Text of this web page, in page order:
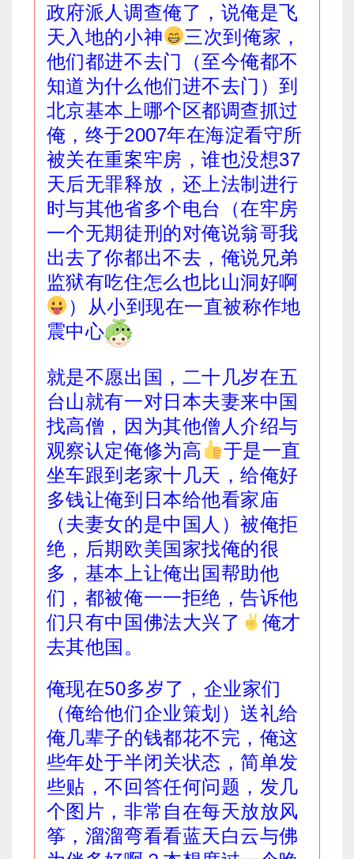
政府派人调查俺了，说俺是飞
天入地的小神
三次到俺家，
他们都进不去门（至今俺都不
知道为什么他们进不去门）到
北京基本上哪个区都调查抓过
俺，终于2007年在海淀看守所
被关在重案牢房，谁也没想37
天后无罪释放，还上法制进行
时与其他省多个电台（在牢房
一个无期徒刑的对俺说翁哥我
出去了你都出不去，俺说兄弟
监狱有吃住怎么也比山洞好啊
）从小到现在一直被称作地
震中心
就是不愿出国，二十几岁在五
台山就有一对日本夫妻来中国
找高僧，因为其他僧人介绍与
观察认定俺修为高
于是一直
坐车跟到老家十几天，给俺好
多钱让俺到日本给他看家庙
（夫妻女的是中国人）被俺拒
绝，后期欧美国家找俺的很
多，基本上让俺出国帮助他
们，都被俺一一拒绝，告诉他
们只有中国佛法大兴了
俺才
去其他国。
俺现在50多岁了，企业家们
（俺给他们企业策划）送礼给
俺几辈子的钱都花不完，俺这
些年处于半闭关状态，简单发
些贴，不回答任何问题，发几
个图片，非常自在每天放放风
筝，溜溜弯看看蓝天白云与佛